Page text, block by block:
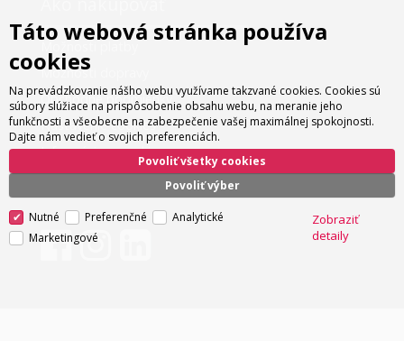
Možnosti dopravy
Obchodné podmienky
Nastavenie cookies
Informácie o cookies
Táto webová stránka používa
cookies
Na prevádzkovanie nášho webu využívame takzvané cookies. Cookies sú
súbory slúžiace na prispôsobenie obsahu webu, na meranie jeho
funkčnosti a všeobecne na zabezpečenie vašej maximálnej spokojnosti.
Dajte nám vedieť o svojich preferenciách.
Povoliť výber
Povoliť všetky cookies
Nutné Preferenčné
Analytické
Marketingové
Zobraziť
detaily